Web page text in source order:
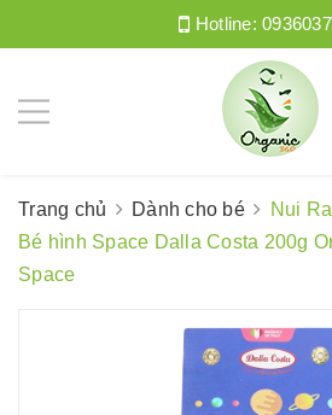
Hotline:
Trang chủ Dành cho bé
Nui
Bé hình Space Dalla Costa 200g
Space